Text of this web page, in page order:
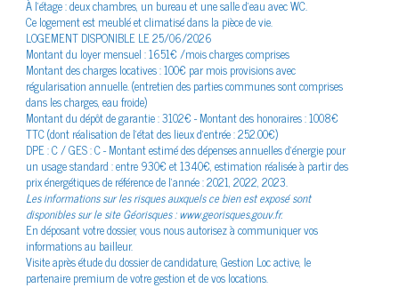
le quartier
Bilan
énergétique
À l’étage : deux chambres, un bureau et une salle d’eau avec WC.
Ce logement est meublé et climatisé dans la pièce de vie.
LOGEMENT DISPONIBLE LE 25/06/2026
Montant du loyer mensuel : 1651€ /mois charges comprises
Montant des charges locatives : 100€ par mois provisions avec
régularisation annuelle. (entretien des parties communes sont comprises
dans les charges, eau froide)
Montant du dépôt de garantie : 3102€ - Montant des honoraires : 1008€
TTC (dont réalisation de l’état des lieux d’entrée : 252.00€)
DPE : C / GES : C - Montant estimé des dépenses annuelles d'énergie pour
un usage standard : entre 930€ et 1340€, estimation réalisée à partir des
prix énergétiques de référence de l'année : 2021, 2022, 2023.
Les informations sur les risques auxquels ce bien est exposé sont
disponibles sur le site Géorisques : www.georisques.gouv.fr.
En déposant votre dossier, vous nous autorisez à communiquer vos
informations au bailleur.
Visite après étude du dossier de candidature, Gestion Loc active, le
partenaire premium de votre gestion et de vos locations.